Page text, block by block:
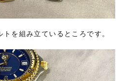
を組み立ているところです。